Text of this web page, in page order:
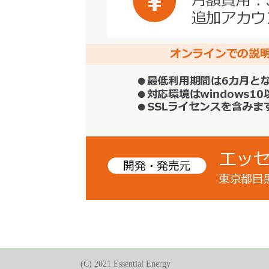
(C) 2021 Essential Energy